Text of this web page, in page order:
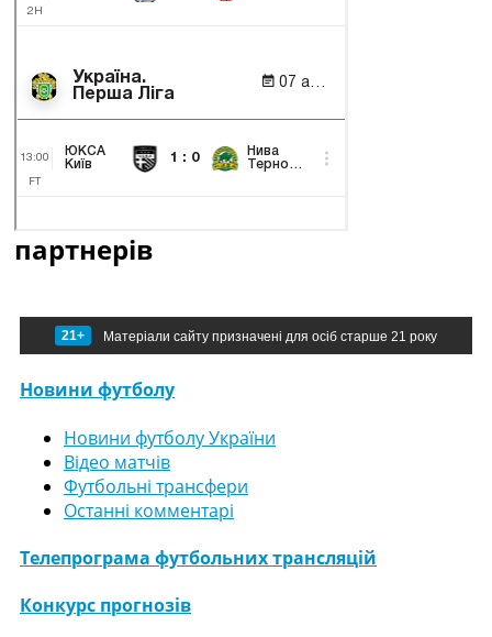
партнерів
21+ Матеріали сайту призначені для осіб старше 21 року
Новини футболу
Новини футболу України
Відео матчів
Футбольні трансфери
Останні комментарі
Телепрограма футбольних трансляцій
Конкурс прогнозів